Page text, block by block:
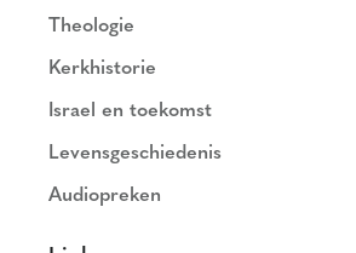
Theologie
Kerkhistorie
Israel en toekomst
Levensgeschiedenis
Audiopreken